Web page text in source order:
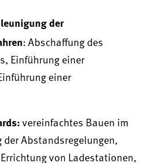
der
: Abschaffung des
Einführung einer
einer
vereinfachtes Bauen im
der Abstandsregelungen,
von Ladestationen,